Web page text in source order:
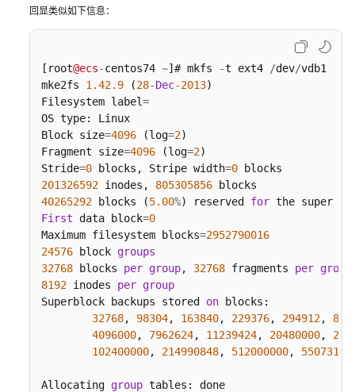
数
据
（Windows
2008）
初
始
化
Windows
数
据
盘
（Windows
2019）
初
始
化
Linux
据
回显类似如下信息：
[root@ecs-centos74 ~]# mkfs -t ext4 /dev/vdb1
mke2fs 1.42.9 (28-Dec-2013)
Filesystem label=
OS type: Linux
Block size=4096 (log=2)
Fragment size=4096 (log=2)
Stride=0 blocks, Stripe width=0
201326592 inodes, 805305856
40265292 blocks (5.00%) reserved for the super
First data block=0
Maximum filesystem blocks=2952790016
24576 block groups
32768 blocks per group, 32768 fragments per group
8192 inodes per group
Superblock backups stored on blocks:
32768, 98304, 163840, 229376, 294912,
4096000, 7962624, 11239424, 20480000,
102400000, 214990848, 512000000,
Allocating group tables: done